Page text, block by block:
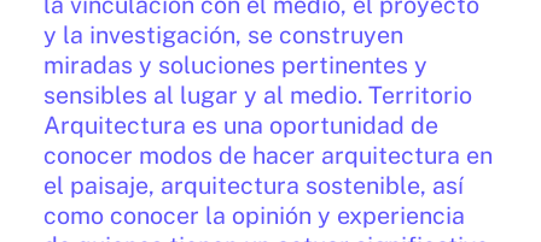
y la investigación, se construyen
miradas y soluciones pertinentes y
sensibles al lugar y al medio. Territorio
Arquitectura es una oportunidad de
conocer modos de hacer arquitectura en
el paisaje, arquitectura sostenible, así
como conocer la opinión y experiencia